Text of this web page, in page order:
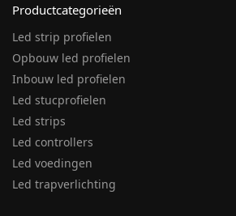
Productcategorieën
Led strip profielen
Opbouw led profielen
Inbouw led profielen
Led stucprofielen
Led strips
Led controllers
Led voedingen
Led trapverlichting